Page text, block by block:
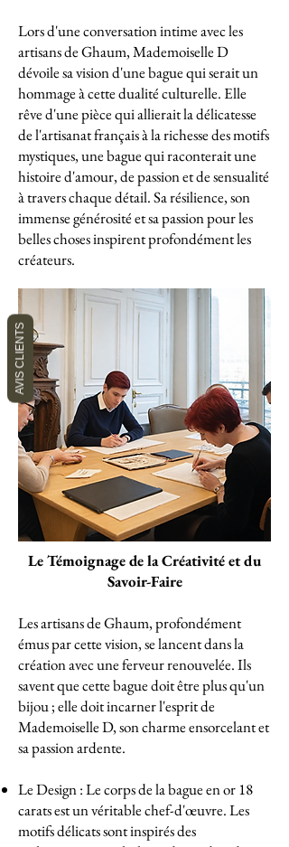
Lors d'une conversation intime avec les
artisans de Ghaum, Mademoiselle D
dévoile sa vision d'une bague qui serait un
hommage à cette dualité culturelle. Elle
rêve d'une pièce qui allierait la délicatesse
de l'artisanat français à la richesse des motifs
mystiques, une bague qui raconterait une
histoire d'amour, de passion et de sensualité
à travers chaque détail. Sa résilience, son
immense générosité et sa passion pour les
belles choses inspirent profondément les
créateurs.
Le Témoignage de la Créativité et du
Savoir-Faire
Les artisans de Ghaum, profondément
émus par cette vision, se lancent dans la
création avec une ferveur renouvelée. Ils
savent que cette bague doit être plus qu'un
bijou ; elle doit incarner l'esprit de
Mademoiselle D, son charme ensorcelant et
sa passion ardente.
Le Design : Le corps de la bague en or 18
carats est un véritable chef-d'œuvre. Les
motifs délicats sont inspirés des
AVIS CLIENTS